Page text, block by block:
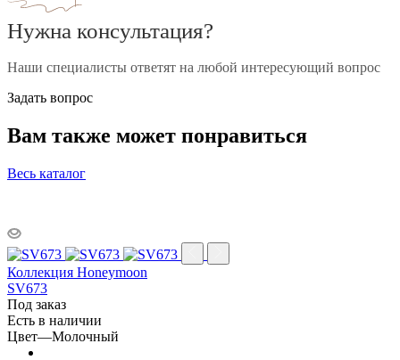
Нужна консультация?
Наши специалисты ответят на любой интересующий вопрос
Задать вопрос
Вам также может понравиться
Весь каталог
Коллекция Honeymoon
SV673
Под заказ
Есть в наличии
Цвет—Молочный